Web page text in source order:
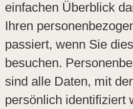
einfachen Überblick
Ihren
passiert, wenn Sie
besuchen.
sind alle Daten, mit
persönlich identifiziert